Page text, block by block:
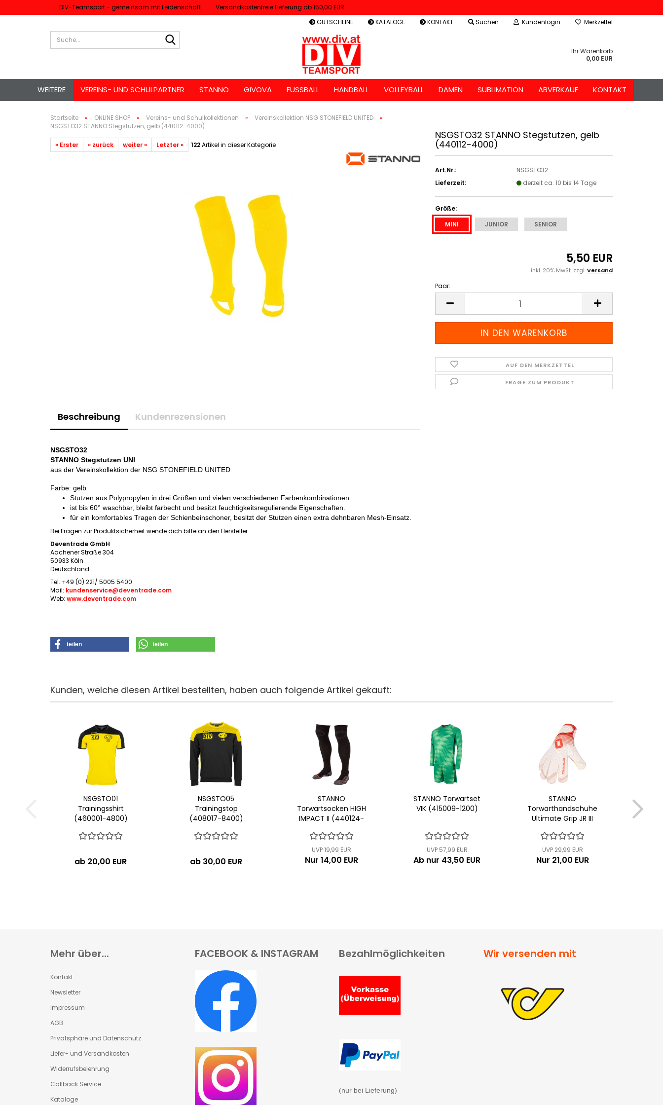
DIV-Teamsport - gemeinsam mit Leidenschaft
Versandkostenfreie Lieferung ab 150,00 EUR
GUTSCHEINE
KATALOGE KONTAKT Suchen Kundenlogin
Merkzettel
Ihr Warenkorb
0,00 EUR
VEREINS- UND SCHULPARTNER STANNO GIVOVA FUSSBALL HANDBALL VOLLEYBALL DAMEN SUBLIMATION ABVERKAUF KONTAKT
WEITERE
Startseite » ONLINE SHOP » Vereins- und Schulkollektionen » Vereinskollektion NSG STONEFIELD UNITED
»
NSGSTO32 STANNO Stegstutzen, gelb (440112-4000)
« Erster « zurück weiter » Letzter » 122Artikel in dieser Kategorie
NSGSTO32 STANNO Stegstutzen, gelb
(440112-4000)
Art.Nr.:
NSGSTO32
Lieferzeit:
derzeit ca. 10 bis 14 Tage
Größe:
MINI
JUNIOR SENIOR
5,50 EUR
inkl. 20% MwSt. zzgl.Versand
Paar:
Paar
AUF DEN MERKZETTEL
FRAGE ZUM PRODUKT
Beschreibung Kundenrezensionen
NSGSTO32
STANNO Stegstutzen UNI
aus der Vereinskollektion der NSG STONEFIELD UNITED
Farbe: gelb
Stutzen aus Polypropylen in drei Größen und vielen verschiedenen Farbenkombinationen.
ist bis 60° waschbar, bleibt farbecht und besitzt feuchtigkeitsregulierende Eigenschaften.
für ein komfortables Tragen der Schienbeinschoner, besitzt der Stutzen einen extra dehnbaren Mesh-Einsatz.
Bei Fragen zur Produktsicherheit wende dich bitte an den Hersteller.
Deventrade GmbH
Aachener Straße 304
50933 Köln
Deutschland
Tel.:+49 (0) 221/ 5005 5400
Mail: kundenservice@deventrade.com
Web: www.deventrade.com
teilen teilen
Kunden, welche diesen Artikel bestellten, haben auch folgende Artikel gekauft:
NSGSTO01
Trainingsshirt
(460001-4800)
ab 20,00 EUR
NSGSTO05
Trainingstop
(408017-8400)
ab 30,00 EUR
STANNO
Torwartsocken HIGH
IMPACT II (440124-
UVP 19,99 EUR
Nur 14,00 EUR
STANNO Torwartset
VIK (415009-1200)
UVP 57,99 EUR
Ab nur 43,50 EUR
STANNO
Torwarthandschuhe
Ultimate Grip JR III
UVP 29,99 EUR
Nur 21,00 EUR
Mehr über...
Kontakt
Newsletter
Impressum
AGB
Privatsphäre und Datenschutz
Liefer- und Versandkosten
Widerrufsbelehrung
Callback Service
Kataloge
FACEBOOK & INSTAGRAM Bezahlmöglichkeiten
(nur bei Lieferung)
Wir versenden mit